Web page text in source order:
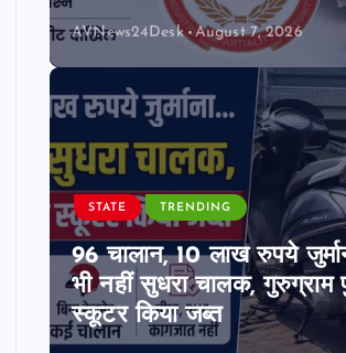
AVNews24Desk August 7, 2026
STATE TRENDING
96 चालान, 10 लाख रुपये
भी नहीं सुधरा चालक, गुरुग्राम
स्कूटर किया जब्त